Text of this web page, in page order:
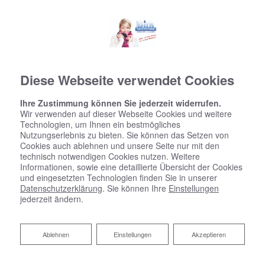
»Bad Badinspiration & Musterbäder Luxus-Bad 15,9 ㎡
Diese Webseite verwendet Cookies
Ihre Zustimmung können Sie jederzeit widerrufen.
Wir verwenden auf dieser Webseite Cookies und weitere
Technologien, um Ihnen ein bestmögliches
Nutzungserlebnis zu bieten. Sie können das Setzen von
Cookies auch ablehnen und unsere Seite nur mit den
technisch notwendigen Cookies nutzen. Weitere
Informationen, sowie eine detaillierte Übersicht der Cookies
und eingesetzten Technologien finden Sie in unserer
Datenschutzerklärung. Sie können Ihre Einstellungen
jederzeit ändern.
Akzeptieren
Einstellungen
Ablehnen
Ablehnen